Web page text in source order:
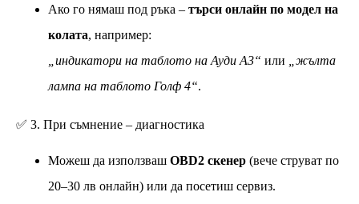
Ако го нямаш под ръка – търси онлайн по модел на
колата, например:
„индикатори на таблото на Ауди А3“ или „жълта
лампа на таблото Голф 4“.
✅ 3. При съмнение – диагностика
Можеш да използваш OBD2 скенер (вече струват по
20–30 лв онлайн) или да посетиш сервиз.